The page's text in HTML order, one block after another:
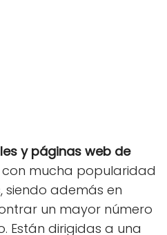
y páginas web de
mucha popularidad
siendo además en
un mayor número
Están dirigidas a una